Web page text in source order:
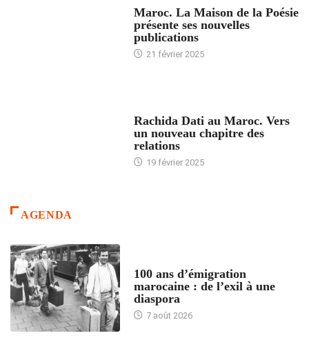
Maroc. La Maison de la Poésie
présente ses nouvelles
publications
21 février 2025
Rachida Dati au Maroc. Vers
un nouveau chapitre des
relations
19 février 2025
AGENDA
100 ans d’émigration
marocaine : de l’exil à une
diaspora
7 août 2026